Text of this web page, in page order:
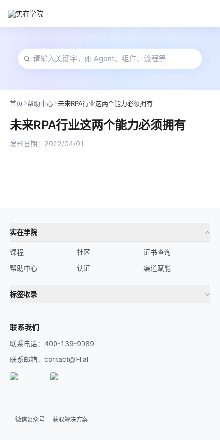
首页 帮助中心 未来RPA行业这两个能力必须拥有
未来RPA行业这两个能力必须拥有
发刊日期： 2022/04/01
实在学院
课程
帮助中心
社区
认证
证书查询
渠道赋能
标签收录
联系我们
联系电话：400-139-9089
联系邮箱：contact@i-i.ai
微信公众号 获取解决方案